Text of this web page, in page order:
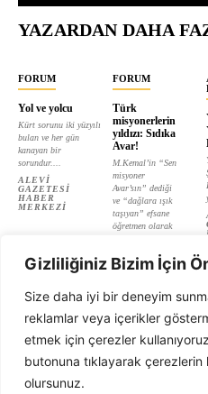
Gizliliğiniz Bizim İçin
Size daha iyi bir deneyim
reklamlar veya içerikler
etmek için çerezler
butonuna tıklayarak çerezlerin
olursunuz.
YAZARDAN DAHA
FORUM
Yol ve yolcu
Kürt sorunu iki yüzyılı
bulan ve her gün
kanayan bir
sorundur....
ALEVI
GAZETESI
HABER
MERKEZI
FORUM
Türk
misyonerlerin
yıldızı: Sıdıka
Avar!
M.Kemal’in “Sen
misyoner
Avar’sın” dediği
ve “dağlara ışık
taşıyan” efsane
öğretmen olarak
ALEVI
GAZETESI